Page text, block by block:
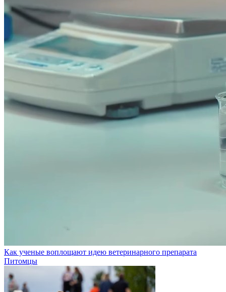
Как ученые воплощают идею ветеринарного препарата
Питомцы